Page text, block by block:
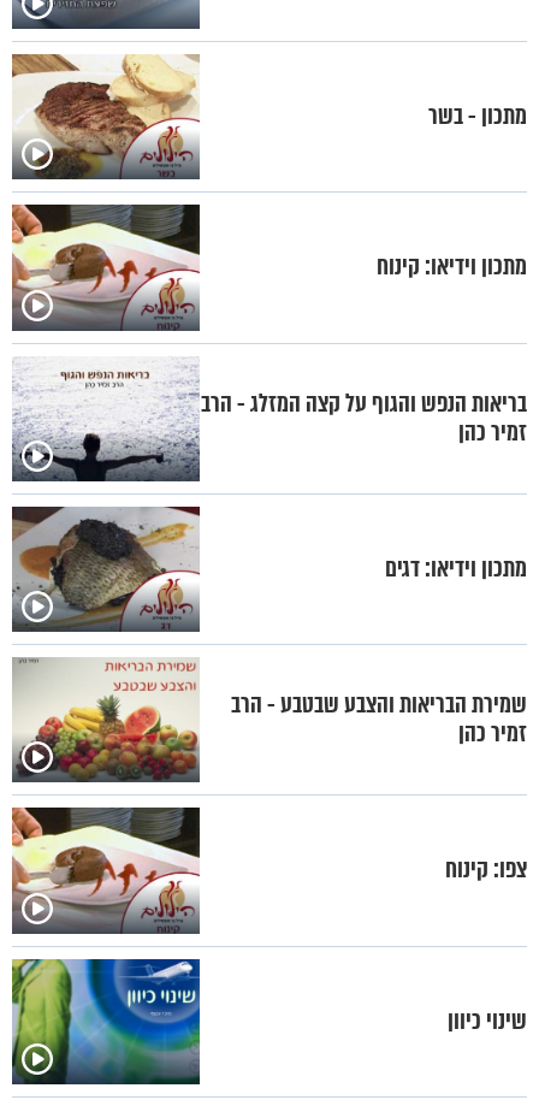
מתכון - בשר
מתכון וידיאו: קינוח
בריאות הנפש והגוף על קצה המזלג - הרב
זמיר כהן
מתכון וידיאו: דגים
שמירת הבריאות והצבע שבטבע - הרב
זמיר כהן
צפו: קינוח
שינוי כיוון